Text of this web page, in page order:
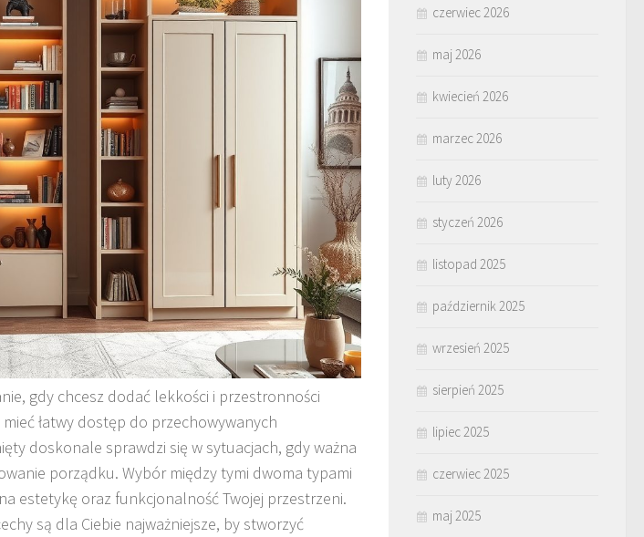
gdy chcesz dodać lekkości i przestronności
łatwy dostęp do przechowywanych
doskonale sprawdzi się w sytuacjach, gdy ważna
porządku. Wybór między tymi dwoma typami
estetykę oraz funkcjonalność Twojej przestrzeni.
są dla Ciebie najważniejsze, by stworzyć
czerwiec 2026
maj 2026
kwiecień 2026
marzec 2026
luty 2026
styczeń 2026
listopad 2025
październik 2025
wrzesień 2025
sierpień 2025
lipiec 2025
czerwiec 2025
maj 2025